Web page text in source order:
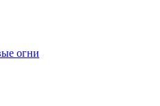
огни